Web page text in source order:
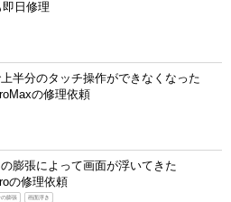
日修理
半分のタッチ操作ができなくなった
の修理依頼
膨張によって画面が浮いてきた
の修理依頼
の膨張 画面浮き